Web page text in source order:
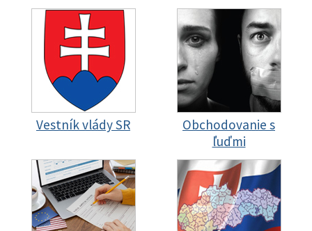
Vestník vlády SR
Obchodovanie s
ľuďmi